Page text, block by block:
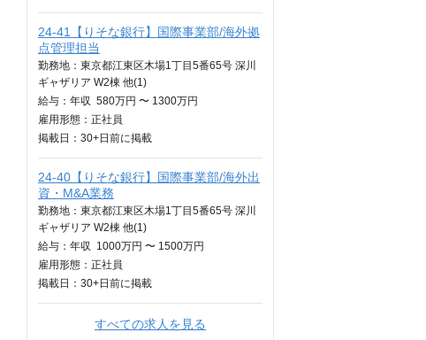
24-41【りそな銀行】国際事業部/海外拠
点管理担当
勤務地：東京都江東区木場1丁目5番65号 深川
ギャザリア W2棟 他(1)
給与： 年収 580万円 〜 1300万円
雇用形態：正社員
掲載日： 30+日 前に掲載
24-40【りそな銀行】国際事業部/海外出
資・M&A業務
勤務地：東京都江東区木場1丁目5番65号 深川
ギャザリア W2棟 他(1)
給与： 年収 1000万円 〜 1500万円
雇用形態：正社員
掲載日： 30+日 前に掲載
すべての求人を見る